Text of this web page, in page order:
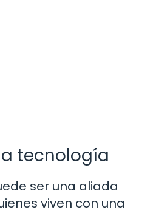
tecnología
ser una aliada
viven con una